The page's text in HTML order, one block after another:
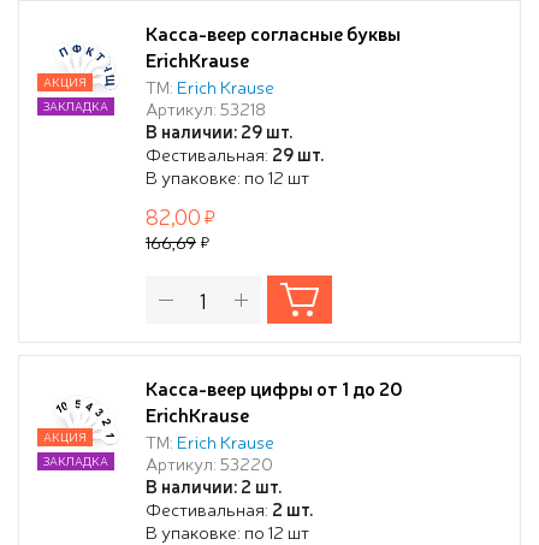
Касса-веер согласные буквы
ErichKrause
ТМ: Erich Krause
Артикул: 53218
В наличии: 29 шт.
Фестивальная: 29 шт.
В упаковке: по 12 шт
АКЦИЯ
ЗАКЛАДКА
82,00
166,69
Касса-веер цифры от 1 до 20
ErichKrause
ТМ: Erich Krause
Артикул: 53220
В наличии: 2 шт.
Фестивальная: 2 шт.
В упаковке: по 12 шт
АКЦИЯ
ЗАКЛАДКА